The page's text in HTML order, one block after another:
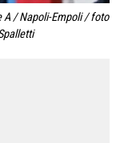
A / Napoli-Empoli / foto